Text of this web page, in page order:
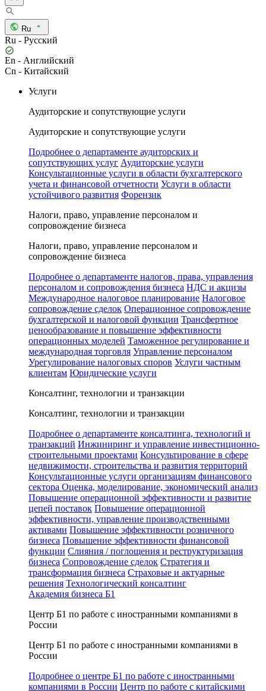
Ru
Ru - Русский
En - Английский
Cn - Китайский
Услуги
Аудиторские и сопутствующие услуги
Аудиторские и сопутствующие услуги
Подробнее о департаменте аудиторских и
сопутствующих услуг Аудиторские услуги
Консультационные услуги в области бухгалтерского
учета и финансовой отчетности Услуги в области
устойчивого развития Форензик
Налоги, право, управление персоналом и
сопровождение бизнеса
Налоги, право, управление персоналом и
сопровождение бизнеса
Подробнее о департаменте налогов, права, управления
персоналом и сопровождения бизнеса НДС и акцизы
Международное налоговое планирование Налоговое
сопровождение сделок Операционное сопровождение
бухгалтерской и налоговой функции Трансфертное
ценообразование и повышение эффективности
операционных моделей Таможенное регулирование и
международная торговля Управление персоналом
Урегулирование налоговых споров Услуги частным
клиентам Юридические услуги
Консалтинг, технологии и транзакции
Консалтинг, технологии и транзакции
Подробнее о департаменте консалтинга, технологий и
транзакций Инжиниринг и управление инвестиционно-
строительными проектами Консультирование в сфере
недвижимости, строительства и развития территорий
Консультационные услуги организациям финансового
сектора Оценка, моделирование, экономический анализ
Повышение операционной эффективности и развитие
цепей поставок Повышение операционной
эффективности, управление производственными
активами Повышение эффективности розничного
бизнеса Повышение эффективности финансовой
функции Слияния / поглощения и реструктуризация
бизнеса Сопровождение сделок Стратегия и
трансформация бизнеса Страховые и актуарные
решения Технологический консалтинг
Академия бизнеса Б1
Центр Б1 по работе с иностранными компаниями в
России
Центр Б1 по работе с иностранными компаниями в
России
Подробнее о центре Б1 по работе с иностранными
компаниями в России Центр по работе с китайскими